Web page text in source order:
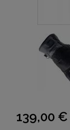
139,00 €